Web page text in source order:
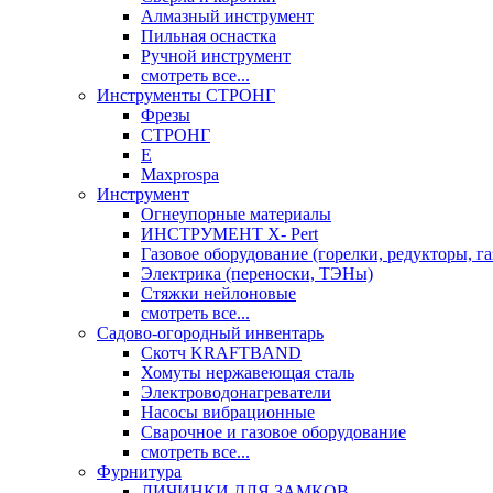
Алмазный инструмент
Пильная оснастка
Ручной инструмент
смотреть все...
Инструменты СТРОНГ
Фрезы
СТРОНГ
Е
Maxprospa
Инструмент
Огнеупорные материалы
ИНСТРУМЕНТ X- Pert
Газовое оборудование (горелки, редукторы,
Электрика (переноски, ТЭНы)
Стяжки нейлоновые
смотреть все...
Садово-огородный инвентарь
Скотч KRAFTBAND
Хомуты нержавеющая сталь
Электроводонагреватели
Насосы вибрационные
Сварочное и газовое оборудование
смотреть все...
Фурнитура